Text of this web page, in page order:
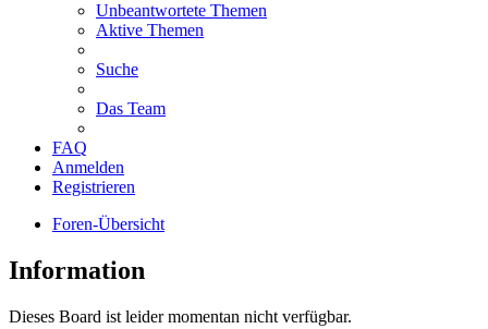
Unbeantwortete Themen
Aktive Themen
Suche
Das Team
FAQ
Anmelden
Registrieren
Foren-Übersicht
Information
Dieses Board ist leider momentan nicht verfügbar.